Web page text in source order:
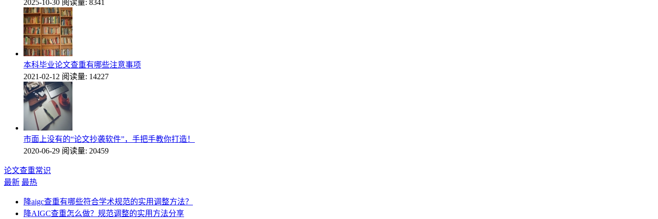
2025-10-30 阅读量: 8341
本科毕业论文查重有哪些注意事项
2021-02-12 阅读量: 14227
市面上没有的“论文抄袭软件”，手把手教你打造！
2020-06-29 阅读量: 20459
论文查重常识
最新 最热
降aigc查重有哪些符合学术规范的实用调整方法？
降AIGC查重怎么做？规范调整的实用方法分享